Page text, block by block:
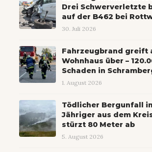
Drei Schwerverletzte
auf der B462 bei
30. Juli 2026
Fahrzeugbrand greift
Wohnhaus über –
Schaden in
1. August 2026
Tödlicher Bergunfall
Jähriger aus dem
stürzt 80 Meter ab
5. August 2026